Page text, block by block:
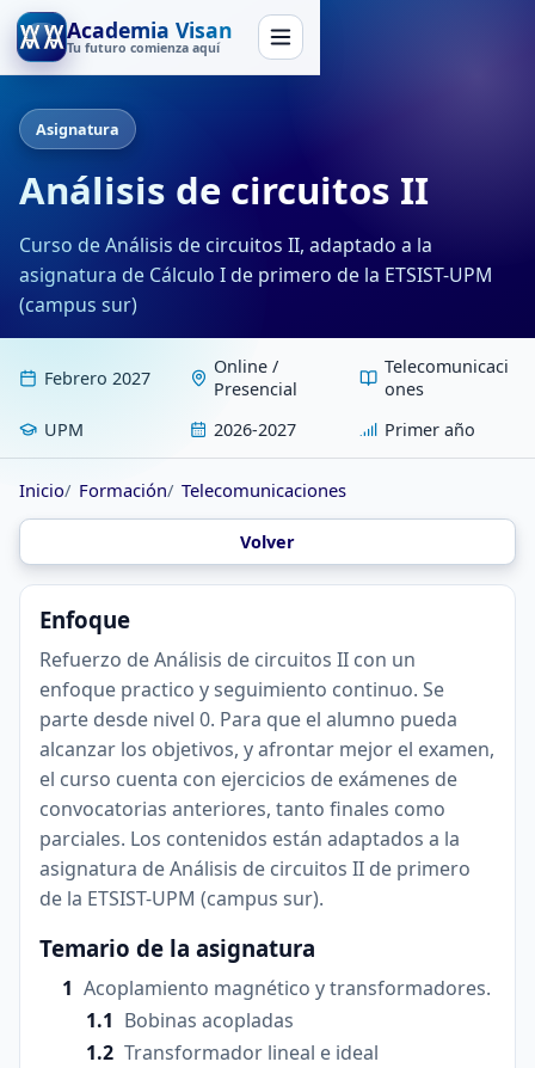
Academia Visan
Tu futuro comienza aquí
Asignatura
Análisis de circuitos II
Curso de Análisis de circuitos II, adaptado a la
asignatura de Cálculo I de primero de la ETSIST-UPM
(campus sur)
Febrero 2027
Online /
Presencial
Telecomunicaci
ones
UPM
2026-2027 Primer año
Inicio Formación Telecomunicaciones
Volver
Enfoque
Refuerzo de Análisis de circuitos II con un
enfoque practico y seguimiento continuo. Se
parte desde nivel 0. Para que el alumno pueda
alcanzar los objetivos, y afrontar mejor el examen,
el curso cuenta con ejercicios de exámenes de
convocatorias anteriores, tanto finales como
parciales. Los contenidos están adaptados a la
asignatura de Análisis de circuitos II de primero
de la ETSIST-UPM (campus sur).
Temario de la asignatura
Acoplamiento magnético y transformadores.
Bobinas acopladas
Transformador lineal e ideal